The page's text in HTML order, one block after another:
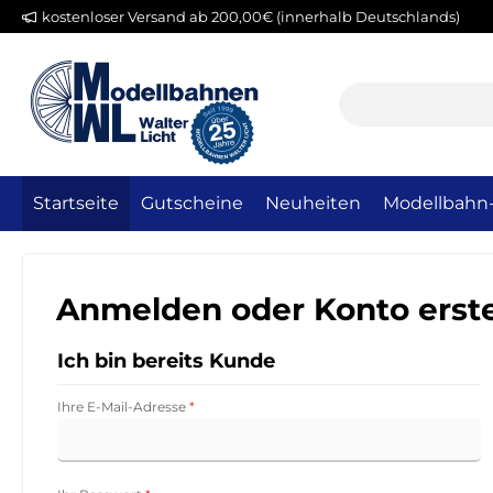
Hauptinhalt springen
Zur Suche springen
Zur Hauptnavigation springen
kostenloser Versand ab 200,00€ (innerhalb Deutschlands)
Startseite Gutscheine Neuheiten
Anmelden oder Konto
Ich bin bereits Kunde
Ihre E-Mail-Adresse *